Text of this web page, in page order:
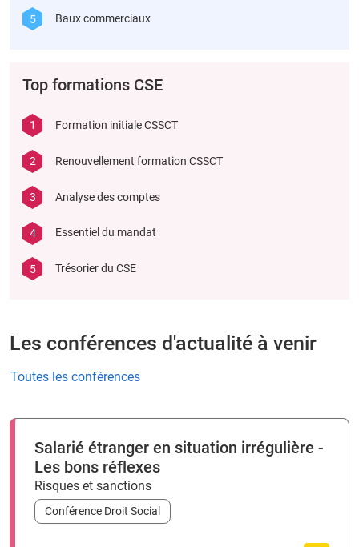
5 Baux commerciaux
Top formations CSE
1 Formation initiale CSSCT
2 Renouvellement formation CSSCT
3 Analyse des comptes
4 Essentiel du mandat
5 Trésorier du CSE
Les conférences d'actualité à venir
Toutes les conférences
Salarié étranger en situation irrégulière -
Les bons réflexes
Risques et sanctions
Conférence Droit Social